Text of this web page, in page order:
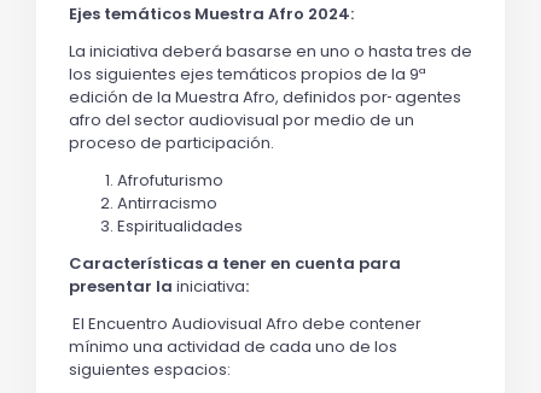
Ejes temáticos Muestra Afro 2024:
La iniciativa deberá basarse en uno o hasta tres de
los siguientes ejes temáticos propios de la 9ª
edición de la Muestra Afro, definidos por agentes
afro del sector audiovisual por medio de un
proceso de participación.
Afrofuturismo
Antirracismo
Espiritualidades
Características a tener en cuenta para
presentar la iniciativa:
El Encuentro Audiovisual Afro debe contener
mínimo una actividad de cada uno de los
siguientes espacios: